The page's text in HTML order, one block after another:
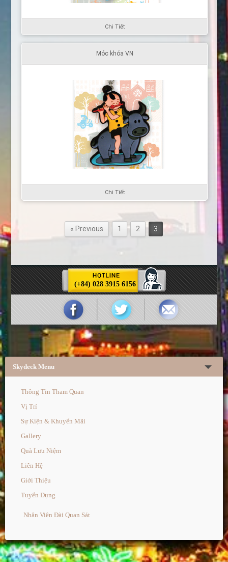
(+84) 028 3915 6156
Chi Tiết
Móc khóa VN
Chi Tiết
« Previous 1 2 3
Skydeck Menu
Thông Tin Tham Quan
Vị Trí
Sự Kiện & Khuyến Mãi
Gallery
Quà Lưu Niệm
Liên Hệ
Giới Thiệu
Tuyển Dụng
Nhân Viên Đài Quan Sát